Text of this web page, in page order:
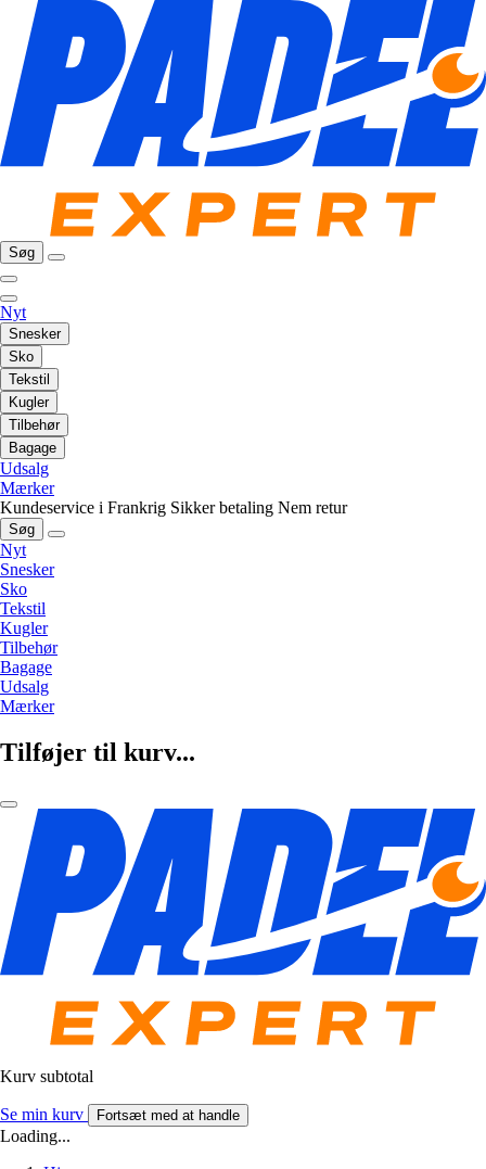
Søg
Nyt
Snesker
Sko
Tekstil
Kugler
Tilbehør
Bagage
Udsalg
Mærker
Kundeservice i Frankrig Sikker betaling Nem retur
Søg
Nyt
Snesker
Sko
Tekstil
Kugler
Tilbehør
Bagage
Udsalg
Mærker
Tilføjer til kurv...
Kurv subtotal
Se min kurv Fortsæt med at handle
Loading...